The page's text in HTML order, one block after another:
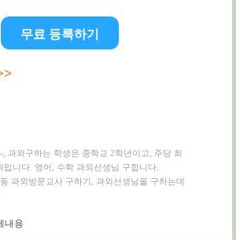
무료 등록하기
과외구하는 학생은 중학교 2학년이고, 주당 희
입니다. 영어, 수학 과외선생님 구합니다.
과외방문교사 구하기, 과외선생님을 구하는데
내용